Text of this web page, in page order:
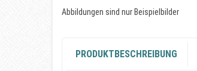
Abbildungen sind nur Beispielbilder
PRODUKTBESCHREIBUNG